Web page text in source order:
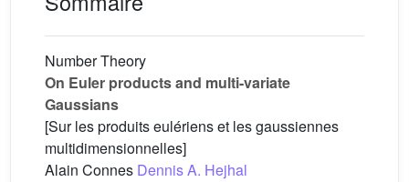
Number Theory
On Euler products and multi-variate
Gaussians
[Sur les produits eulériens et les gaussiennes
multidimensionnelles]
Alain Connes Dennis A. Hejhal